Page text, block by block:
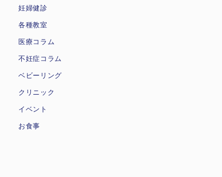
妊婦健診
各種教室
医療コラム
不妊症コラム
ベビーリング
クリニック
イベント
お食事